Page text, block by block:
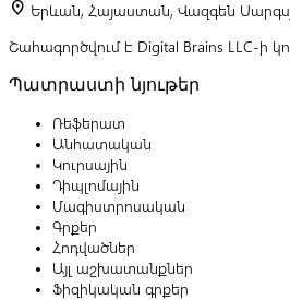
location_on Երևան, Հայաստան, Վազգեն
Շահագործվում է Digital Brains LLC-ի
Պատրաստի նյութեր
Ռեֆերատ
Անհատական
Կուրսային
Դիպլոմային
Մագիստրոսական
Գրքեր
Հոդվածներ
Այլ աշխատանքներ
Ֆիզիկական գրքեր